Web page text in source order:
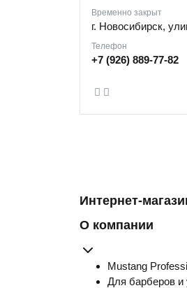
Временно закрыт
г. Новосибирск,
Телефон
+7 (926) 889-77-82
Интернет-
О компании
Mustang
Для барберов и